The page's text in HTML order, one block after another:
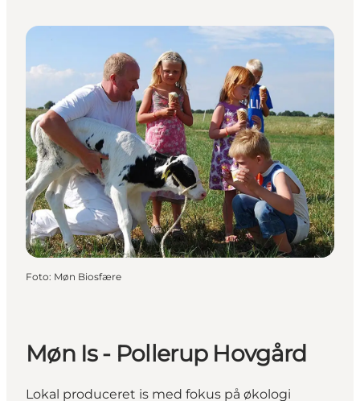
Foto: Møn Biosfære
Møn Is - Pollerup Hovgård
Lokal produceret is med fokus på økologi